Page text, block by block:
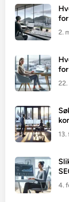
2.
4.